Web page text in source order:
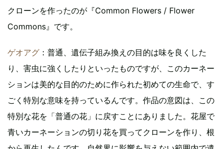
クローンを作ったのが『Common Flowers / Flower
Commons』です。
ゲオアグ ：普通、遺伝子組み換えの目的は味を良くした
り、害虫に強くしたりといったものですが、このカーネー
ションは美的な目的のために作られた初めての生命で、す
ごく特別な意味を持っているんです。作品の意図は、この
特別な花を「普通の花」に戻すことにありました。花屋で
青いカーネーションの切り花を買ってクローンを作り、根